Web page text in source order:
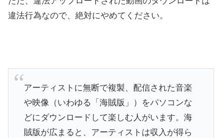
違法行為なので、絶対にやめてください。
アーティストに無断で複製、配信された音楽
や映像（いわゆる「海賊版」）をパソコンな
どにダウンロードして楽しむ人がいます。海
賊版が広まると、アーティストは収入が得ら